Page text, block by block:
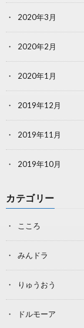
2020年3月
2020年2月
2020年1月
2019年12月
2019年11月
2019年10月
カテゴリー
こころ
みんドラ
りゅうおう
ドルモーア